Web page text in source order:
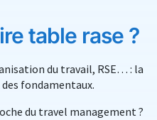
table rase ?
du travail, RSE… : la
fondamentaux.
du travel management ?